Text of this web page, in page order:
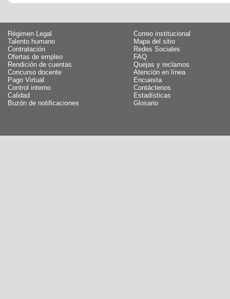
Régimen Legal
Talento humano
Contratación
Ofertas de empleo
Rendición de cuentas
Concurso docente
Pago Virtual
Control interno
Calidad
Buzón de notificaciones
Correo institucional
Mapa del sitio
Redes Sociales
FAQ
Quejas y reclamos
Atención en línea
Encuesta
Contáctenos
Estadísticas
Glosario